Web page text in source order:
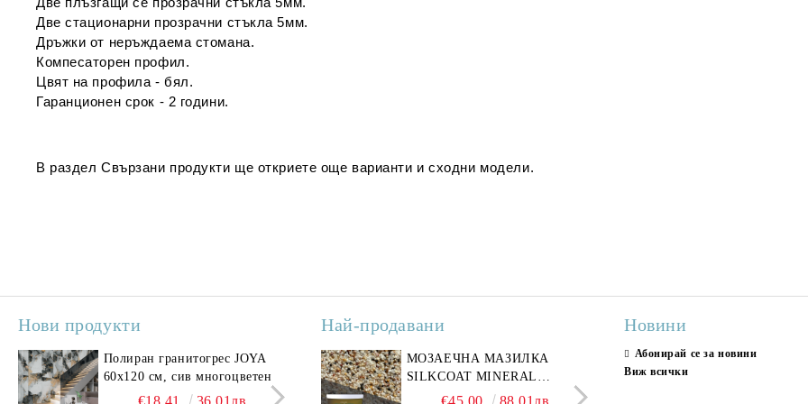
Две стационарни прозрачни стъкла 5мм.
Дръжки от неръждаема стомана.
Компесаторен профил.
Цвят на профила - бял.
Гаранционен срок - 2 години.
В разделСвързани продукти ще откриете още варианти и сходни модели.
Нови продукти
Полиран гранитогрес JOYA
60x120 см, сив многоцветен
€18.41 36.01лв.
Полиран гранитогрес
SAVONA GREY 60x120 см,
светло сив мрамор
€22.50 44.01лв.
Гранитогрес LESY GREY
GOLD 60х120см, тип
Най-продавани
МОЗАЕЧНА МАЗИЛКА
SILKCOAT MINERAL
PLASTER STONE, СИТЕН
€45.00 88.01лв.
СТЕННИ ПЛОЧКИ
30X90CM, ГЛАНЦ
Новини
Абонирай се за новини
Виж всички